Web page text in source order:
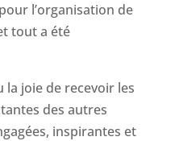
l’organisation de
tout a été
la joie de recevoir les
des autres
inspirantes et